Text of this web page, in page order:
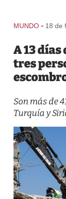
MUNDO - 18 de
A 13
tres
Son más de
Turquía y